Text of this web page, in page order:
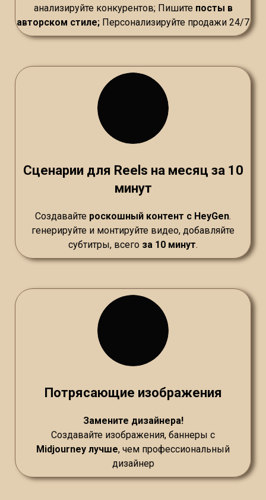
анализируйте конкурентов; Пишите посты в
авторском стиле; Персонализируйте продажи 24/7
Сценарии для Reels на месяц за 10
минут
Создавайте роскошный контент с HeyGen.
генерируйте и монтируйте видео, добавляйте
субтитры, всего за 10 минут.
Потрясающие изображения
Замените дизайнера!
Создавайте изображения, баннеры с
Midjourney лучше, чем профессиональный
дизайнер